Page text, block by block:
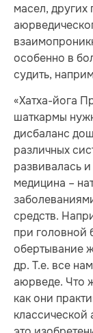
масел, других
особенно в
судить,
«Хатха-йога
шаткармы
дисбаланс
различных
развивалась
медицина –
средств.
при головной
обертывание
др. Т.е. все
аюрведе. Что
как они